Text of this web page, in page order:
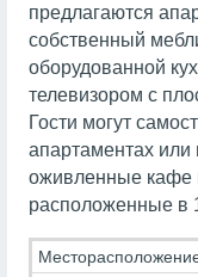
предлагаются
собственный
оборудованной
телевизором с
Гости могут
апартаментах или
оживленные кафе
расположенные в